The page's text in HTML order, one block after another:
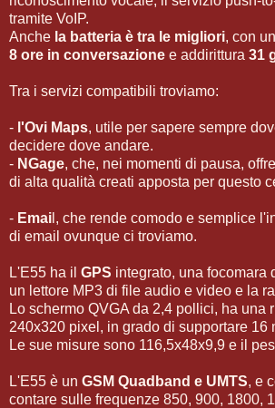
tramite VoIP.
Anche la batteria è tra le migliori, con
8 ore in conversazione e addirittura 31
Tra i servizi compatibili troviamo:
- l'Ovi Maps, utile per sapere sempre
decidere dove andare.
- NGage, che, nei momenti di pausa,
di alta qualità creati apposta per questo
- Emai l, che rende comodo e semplice
di email ovunque ci troviamo.
L'E55 ha il GPS integrato, una focomara
un lettore MP3 di file audio e video e la
Lo schermo QVGA da 2,4 pollici, ha una
240x320 pixel, in grado di supportare 16
Le sue misure sono 116,5x48x9,9 e il
L'E55 è un GSM Quadband e UMTS, e
contare sulle frequenze 850, 900, 1800,